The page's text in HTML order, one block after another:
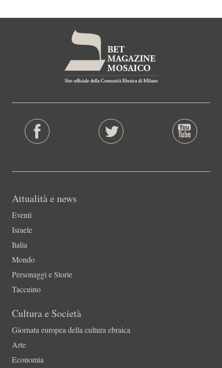
Attualità e news
Eventi
Israele
Italia
Mondo
Personaggi e Storie
Taccuino
Cultura e Società
Giornata europea della cultura ebraica
Arte
Economia